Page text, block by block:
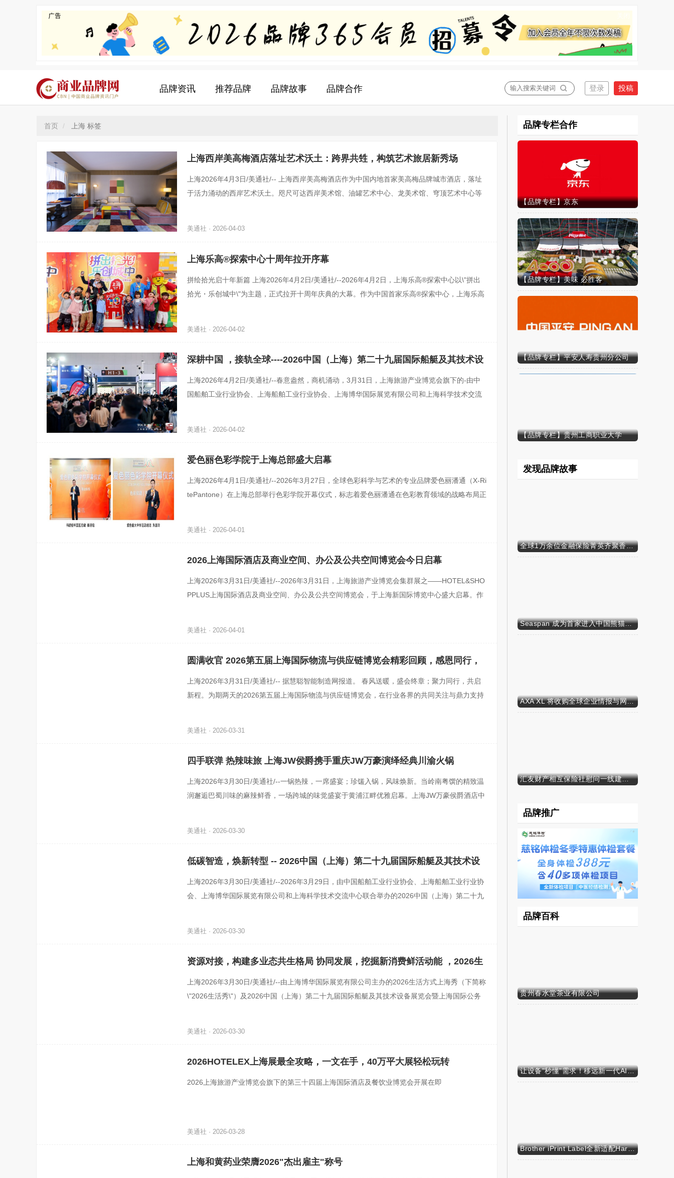
品牌资讯 推荐品牌 品牌故事 品牌合作
首页 上海 标签
上海西岸美高梅酒店落址艺术沃土：跨界共甡，构筑艺术旅居新秀场
上海2026年4月3日/美通社/-- 上海西岸美高梅酒店作为中国内地首家美高梅品牌城市酒店，落址
于活力涌动的西岸艺术沃土。咫尺可达西岸美术馆、油罐艺术中心、龙美术馆、穹顶艺术中心等
美通社 · 2026-04-03
上海乐高®探索中心十周年拉开序幕
拼绘拾光启十年新篇 上海2026年4月2日/美通社/--2026年4月2日，上海乐高®探索中心以\"拼出
拾光・乐创城中\"为主题，正式拉开十周年庆典的大幕。作为中国首家乐高®探索中心，上海乐高
美通社 · 2026-04-02
深耕中国 ，接轨全球----2026中国（上海）第二十九届国际船艇及其技术设
上海2026年4月2日/美通社/--春意盎然，商机涌动，3月31日，上海旅游产业博览会旗下的-由中
国船舶工业行业协会、上海船舶工业行业协会、上海博华国际展览有限公司和上海科学技术交流
美通社 · 2026-04-02
爱色丽色彩学院于上海总部盛大启幕
上海2026年4月1日/美通社/--2026年3月27日，全球色彩科学与艺术的专业品牌爱色丽潘通（X-Ri
tePantone）在上海总部举行色彩学院开幕仪式，标志着爱色丽潘通在色彩教育领域的战略布局正
美通社 · 2026-04-01
2026上海国际酒店及商业空间、办公及公共空间博览会今日启幕
上海2026年3月31日/美通社/--2026年3月31日，上海旅游产业博览会集群展之——HOTEL&SHO
PPLUS上海国际酒店及商业空间、办公及公共空间博览会，于上海新国际博览中心盛大启幕。作
美通社 · 2026-04-01
圆满收官 2026第五届上海国际物流与供应链博览会精彩回顾，感恩同行，
上海2026年3月31日/美通社/-- 据慧聪智能制造网报道。 春风送暖，盛会终章；聚力同行，共启
新程。为期两天的2026第五届上海国际物流与供应链博览会，在行业各界的共同关注与鼎力支持
美通社 · 2026-03-31
四手联弹 热辣味旅 上海JW侯爵携手重庆JW万豪演绎经典川渝火锅
上海2026年3月30日/美通社/--一锅热辣，一席盛宴；珍馐入锅，风味焕新。当岭南粤馔的精致温
润邂逅巴蜀川味的麻辣鲜香，一场跨城的味觉盛宴于黄浦江畔优雅启幕。上海JW万豪侯爵酒店中
美通社 · 2026-03-30
低碳智造，焕新转型 -- 2026中国（上海）第二十九届国际船艇及其技术设
上海2026年3月30日/美通社/--2026年3月29日，由中国船舶工业行业协会、上海船舶工业行业协
会、上海博华国际展览有限公司和上海科学技术交流中心联合举办的2026中国（上海）第二十九
美通社 · 2026-03-30
资源对接，构建多业态共生格局 协同发展，挖掘新消费鲜活动能 ，2026生
上海2026年3月30日/美通社/--由上海博华国际展览有限公司主办的2026生活方式上海秀（下简称
\"2026生活秀\"）及2026中国（上海）第二十九届国际船艇及其技术设备展览会暨上海国际公务
美通社 · 2026-03-30
2026HOTELEX上海展最全攻略，一文在手，40万平大展轻松玩转
2026上海旅游产业博览会旗下的第三十四届上海国际酒店及餐饮业博览会开展在即
美通社 · 2026-03-28
上海和黄药业荣膺2026"杰出雇主"称号
品牌专栏合作
【品牌专栏】京东
【品牌专栏】美味 必胜客
【品牌专栏】平安人寿贵州分公司
【品牌专栏】贵州工商职业大学
发现品牌故事
全球1万余位金融保险菁英齐聚香港----第十六届世界华人保险大会暨2026国际龙奖IDA年会盛大举办
Seaspan 成为首家进入中国熊猫债市场的国际船东及运营商
AXA XL 将收购全球企业情报与网络安全咨询公司 S-RM
汇友财产相互保险社慰问一线建筑工人
品牌推广
品牌百科
贵州春水堂茶业有限公司
让设备"秒懂"需求！移远新一代AI算力智能模组SH603FC硬核来袭
Brother iPrint Label全新适配HarmonyOS NEXT，标识标记体验再升级